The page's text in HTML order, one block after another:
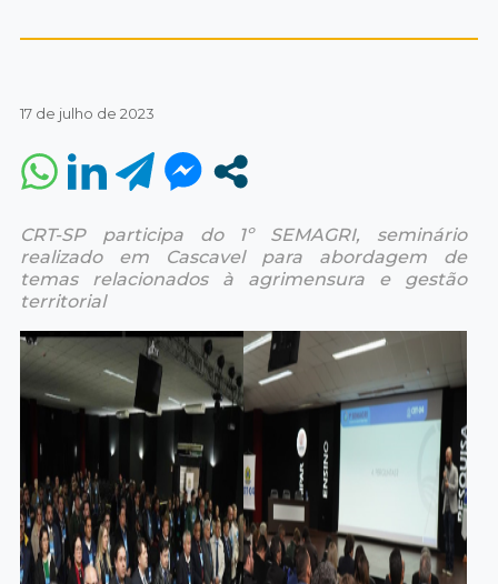
17 de julho de 2023
CRT-SP participa do 1º SEMAGRI, seminário
realizado em Cascavel para abordagem de
temas relacionados à agrimensura e gestão
territorial